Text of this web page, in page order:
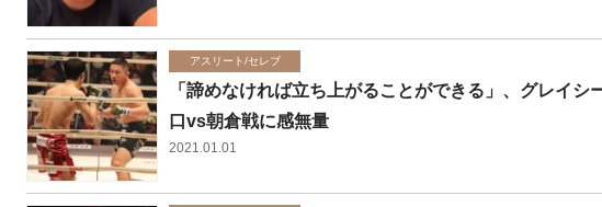
アスリート/セレブ
「諦めなければ立ち上がることができる」、グレイ
口vs朝倉戦に感無量
2021.01.01